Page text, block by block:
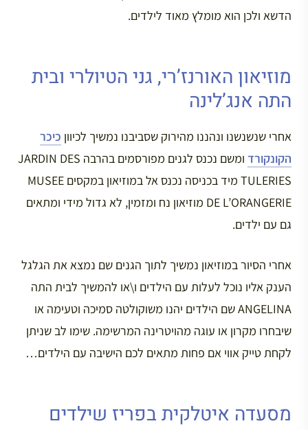
הדשא ולכן הוא מומלץ מאוד לילדים.
מוזיאון האורנז’רי, גני הטיולרי ובית
התה אנג’לינה
אחרי שנשנשנו ונהננו מהירוק שסביבנו נמשיך לכיוון כיכר
הקונקורד
ומשם נכנס לגנים מפורסמים בהרבה JARDIN DES
TULERIES מיד בכניסה נכנס אל במוזיאון במקסים MUSEE
DE L’ORANGERIE מוזיאון נח ומזמין, לא גדול מידי ומתאים
גם עם ילדים.
אחרי הסיור במוזיאון נמשיך לתוך הגנים שם נמצא את הגלגל
הענק אליו נוכל לעלות עם הילדים ו\או להמשיך לבית התה
ANGELINA שם הילדים יהנו משוקולטה סמיכה וטעימה או
שיבחרו מקרון או עוגה מהויטרינה המרשימה. שימו לב שניתן
לקחת טייק אווי אם פחות מתאים לכם הישיבה עם הילדים…
מסעדה איטלקית בפריז שילדים